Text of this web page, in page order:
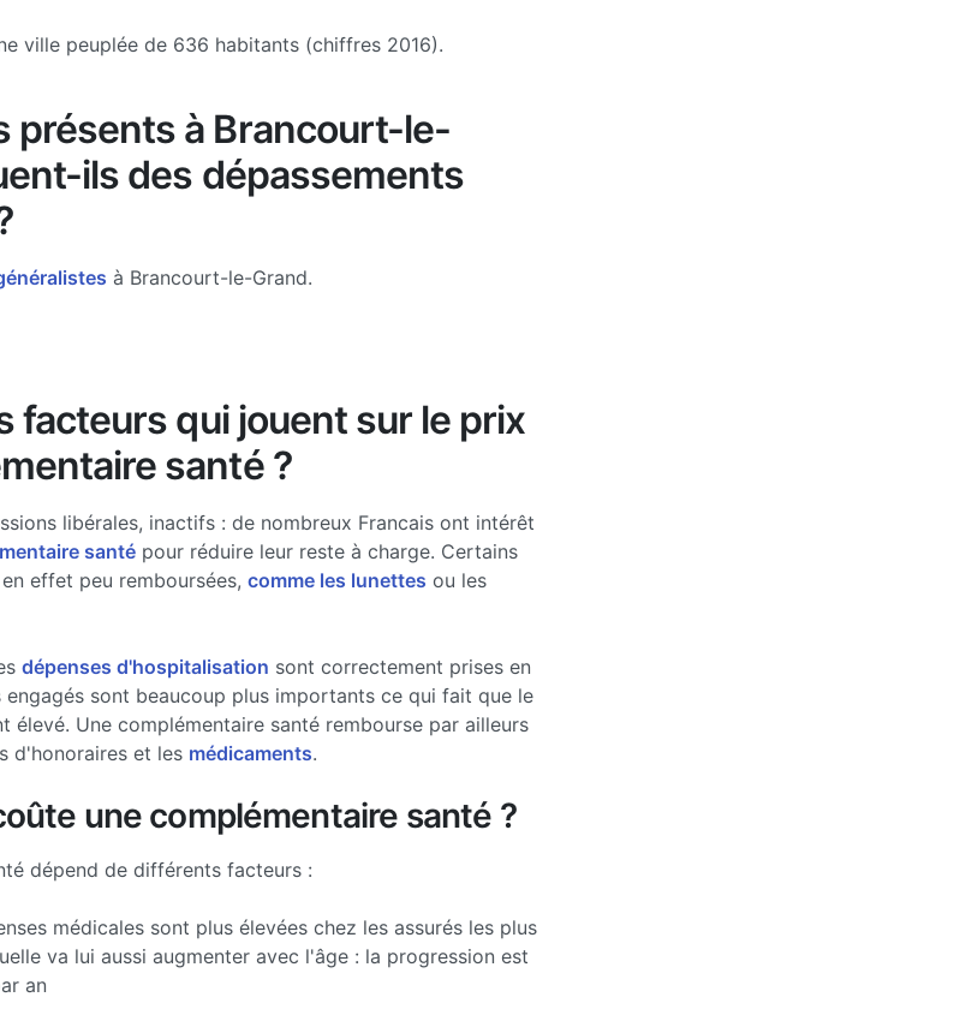
ville peuplée de 636 habitants (chiffres 2016).
présents à Brancourt-le-
ils des dépassements
à Brancourt-le-Grand.
facteurs qui jouent sur le prix
santé ?
libérales, inactifs : de nombreux Francais ont intérêt
santépour réduire leur reste à charge. Certains
effet peu remboursées, comme les lunettes ou les
dépenses d'hospitalisation sont correctement prises en
sont beaucoup plus importants ce qui fait que le
élevé. Une complémentaire santé rembourse par ailleurs
d'honoraires et les médicaments.
une complémentaire santé ?
dépend de différents facteurs :
médicales sont plus élevées chez les assurés les plus
va lui aussi augmenter avec l'âge : la progression est
an